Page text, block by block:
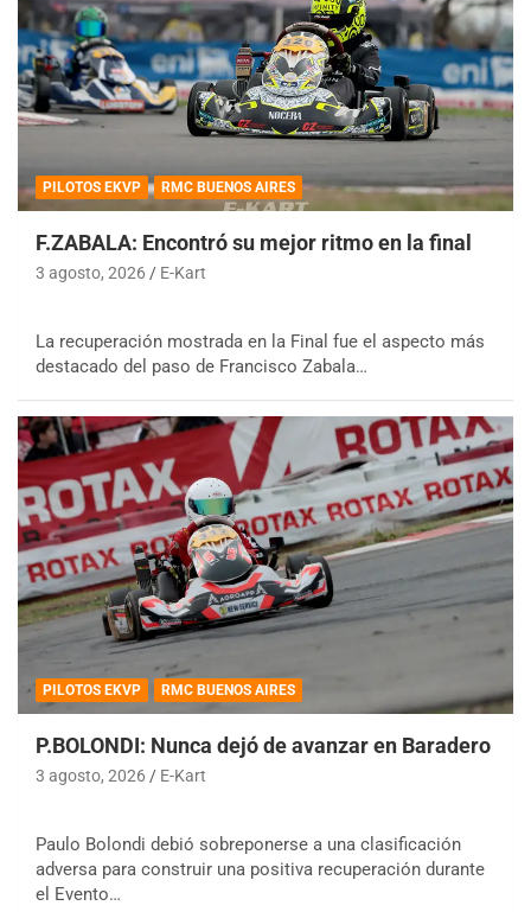
PILOTOS EKVP RMC BUENOS AIRES
F.ZABALA: Encontró su mejor ritmo en la final
3 agosto, 2026 E-Kart
La recuperación mostrada en la Final fue el aspecto más
destacado del paso de Francisco Zabala…
PILOTOS EKVP RMC BUENOS AIRES
P.BOLONDI: Nunca dejó de avanzar en Baradero
3 agosto, 2026 E-Kart
Paulo Bolondi debió sobreponerse a una clasificación
adversa para construir una positiva recuperación durante
el Evento…
COBERTURA ESPECIAL DE E-KART.COM.AR
08/09-AGO